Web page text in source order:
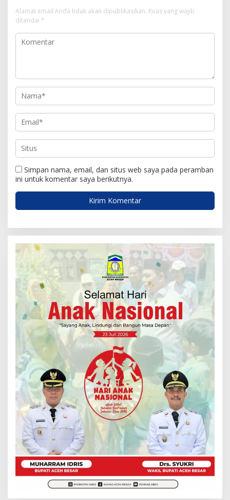
s
i
p
Alamat email Anda tidak akan dipublikasikan. Ruas yang wajib
ditandai *
Simpan nama, email, dan situs web saya pada peramban
ini untuk komentar saya berikutnya.